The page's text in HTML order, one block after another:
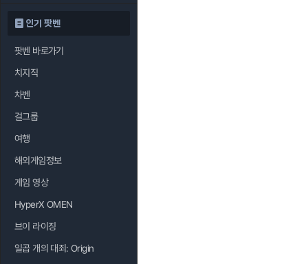
인기 팟벤
팟벤 바로가기
치지직
차벤
걸그룹
여행
해외게임정보
게임 영상
HyperX OMEN
브이 라이징
일곱 개의 대죄: Origin